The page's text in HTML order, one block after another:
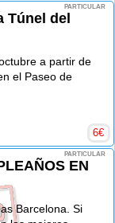
PARTICULAR
Túnel del
a partir de
el Paseo de
6€
PARTICULAR
EN
Barcelona. Si